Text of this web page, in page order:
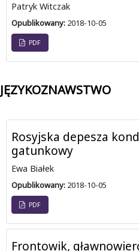
Patryk Witczak
Opublikowany: 2018-10-05
PDF
JĘZYKOZNAWSTWO
Rosyjska depesza
gatunkowy
Ewa Białek
Opublikowany: 2018-10-05
PDF
Frontowik,